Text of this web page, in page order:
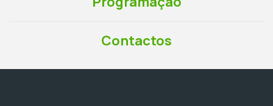
Contactos